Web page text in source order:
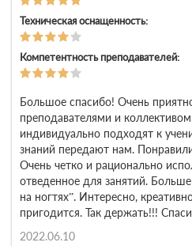
Техническая оснащенность:
Компетентность преподавателей:
Большое спасибо! Очень
преподавателями и
индивидуально подходят к
знаний передают нам.
Очень четко и рационально
отведенное для занятий.
на ногтях”. Интересно,
пригодится. Так держать!!!
2022.06.10